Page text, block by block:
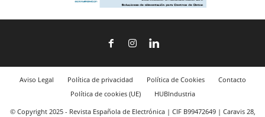
Aviso Legal Política de privacidad Política de Cookies
Contacto
Política de cookies (UE)
HUBIndustria
© Copyright 2025 - Revista Española de Electrónica | CIF B99472649 | Caravis 28,